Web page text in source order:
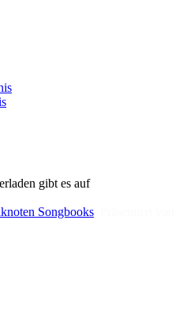
gibt es auf
Songbooks